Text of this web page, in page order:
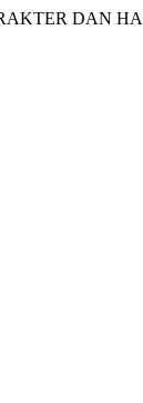
DAN